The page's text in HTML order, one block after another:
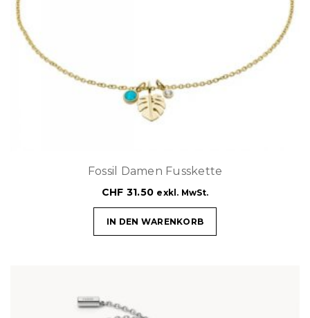
Fossil Damen Fusskette
CHF 31.50 exkl. MwSt.
IN DEN WARENKORB